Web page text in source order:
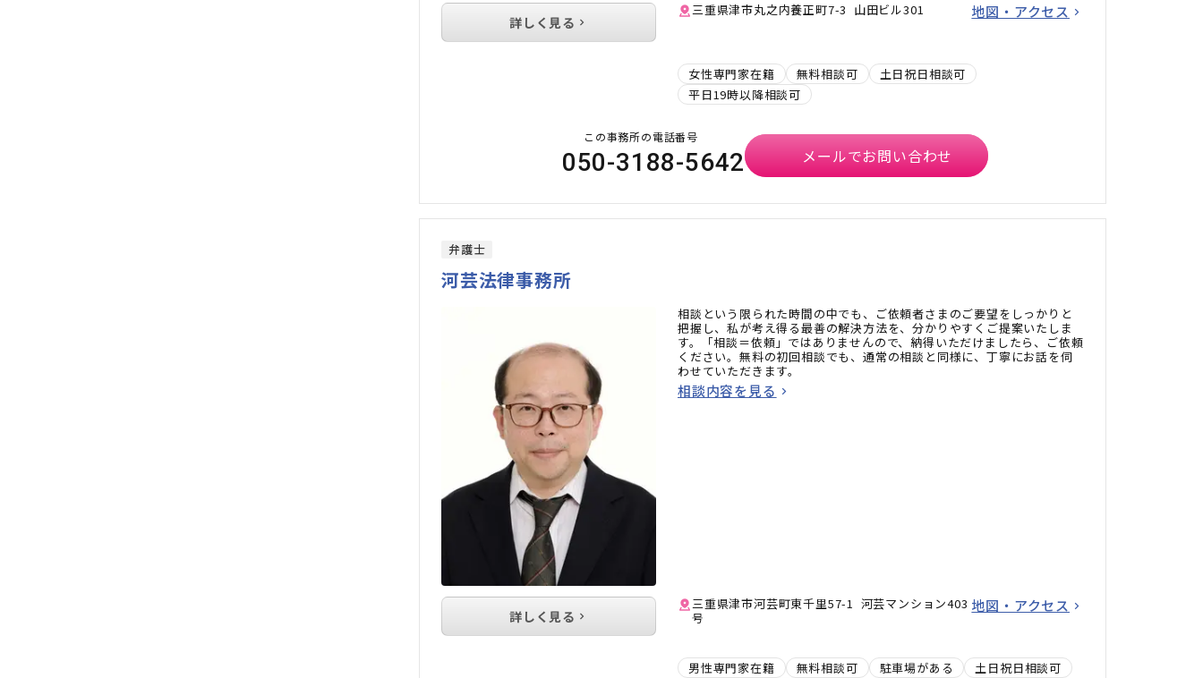
三重県津市丸之内養正町7-3 山田ビル301 地図・アクセス
女性専門家在籍 無料相談可
土日祝日相談可
平日19時以降相談可
詳しく見る
この事務所の電話番号
050-3188-5642 メールでお問い合わせ
弁護士
河芸法律事務所
相談という限られた時間の中でも、ご依頼者さまのご要望をしっかりと
把握し、私が考え得る最善の解決方法を、分かりやすくご提案いたしま
す。「相談＝依頼」ではありませんので、納得いただけましたら、ご依頼
ください。無料の初回相談でも、通常の相談と同様に、丁寧にお話を伺
わせていただきます。
相談内容を見る
三重県津市河芸町東千里57-1 河芸マンション403
号
地図・アクセス
男性専門家在籍 無料相談可 駐車場がある
土日祝日相談可
詳しく見る